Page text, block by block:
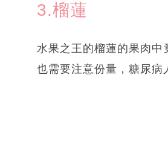
3.榴蓮
水果之王的榴蓮的果肉
也需要注意份量，糖尿病